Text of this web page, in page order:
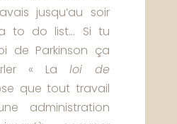
jusqu’au soir
to do list… Si tu
de Parkinson ça
« La loi de
que tout travail
administration